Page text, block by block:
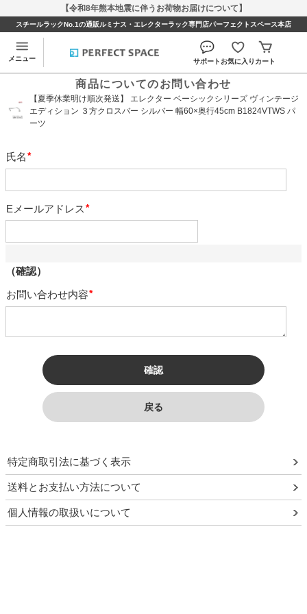
【令和8年熊本地震に伴うお荷物お届けについて】
スチールラックNo.1の通販ルミナス・エレクターラック専門店パーフェクトスペース本店
メニュー サポートお気に入り カート
商品についてのお問い合わせ
【夏季休業明け順次発送】 エレクター ベーシックシリーズ ヴィンテージ
エディション ３方クロスバー シルバー 幅60×奥行45cm B1824VTWS パ
ーツ
氏名
Eメールアドレス
（確認）
お問い合わせ内容
特定商取引法に基づく表示
送料とお支払い方法について
個人情報の取扱いについて